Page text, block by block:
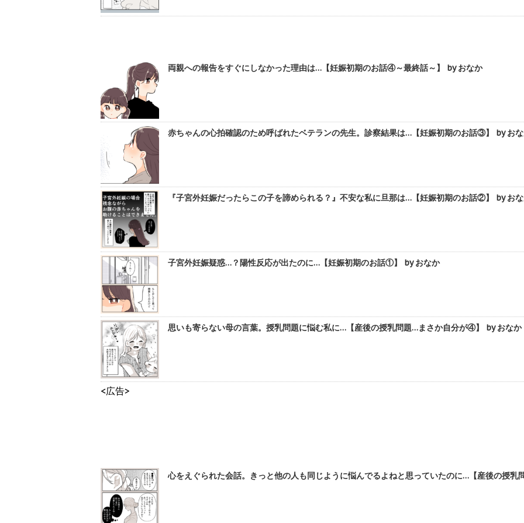
両親への報告をすぐにしなかった理由は…【妊娠初期のお話④～最終話～】 by おなか
赤ちゃんの心拍確認のため呼ばれたベテランの先生。診察結果は…【妊娠初期のお話③】 by お
『子宮外妊娠だったらこの子を諦められる？』不安な私に旦那は…【妊娠初期のお話②】 by お
子宮外妊娠疑惑…？陽性反応が出たのに…【妊娠初期のお話①】 by おなか
思いも寄らない母の言葉。授乳問題に悩む私に…【産後の授乳問題…まさか自分が④】 by おなか
<広告>
心をえぐられた会話。きっと他の人も同じように悩んでるよねと思っていたのに…【産後の授